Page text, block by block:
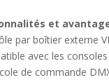
et
par boîtier externe
avec les
de commande